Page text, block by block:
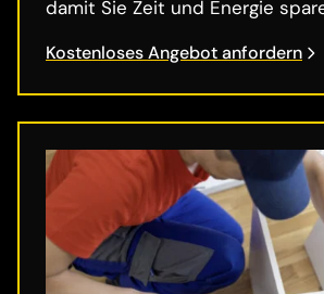
damit Sie Zeit und Energie
Kostenloses Angebot anfordern